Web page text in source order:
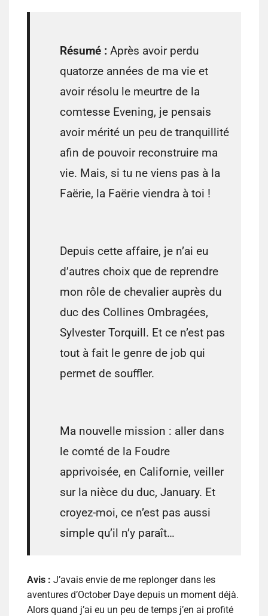
Résumé : Après avoir perdu
quatorze années de ma vie et
avoir résolu le meurtre de la
comtesse Evening, je pensais
avoir mérité un peu de tranquillité
afin de pouvoir reconstruire ma
vie. Mais, si tu ne viens pas à la
Faërie, la Faërie viendra à toi !
Depuis cette affaire, je n’ai eu
d’autres choix que de reprendre
mon rôle de chevalier auprès du
duc des Collines Ombragées,
Sylvester Torquill. Et ce n’est pas
tout à fait le genre de job qui
permet de souffler.
Ma nouvelle mission : aller dans
le comté de la Foudre
apprivoisée, en Californie, veiller
sur la nièce du duc, January. Et
croyez-moi, ce n’est pas aussi
simple qu’il n’y paraît…
Avis : J’avais envie de me replonger dans les
aventures d’October Daye depuis un moment déjà.
Alors quand j’ai eu un peu de temps j’en ai profité